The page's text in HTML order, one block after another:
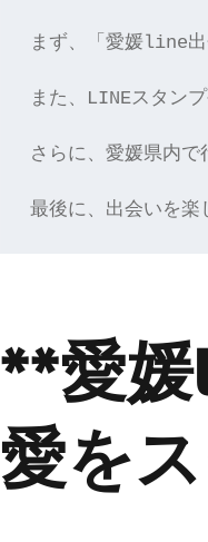
まず、「愛媛line出
また、LINEスタン
さらに、愛媛県内
最後に、出会いを
**愛
愛を